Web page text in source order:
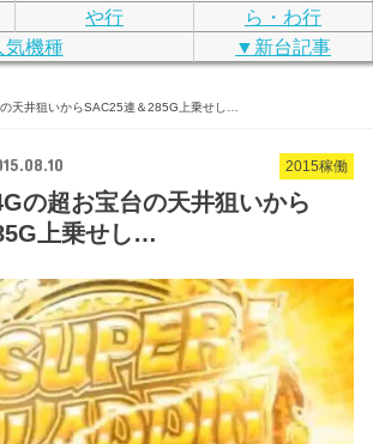
や行
ら・わ行
機種
▼新台記事
天井狙いからSAC25連＆285G上乗せし…
2015稼働
の超お宝台の天井狙いから
上乗せし…